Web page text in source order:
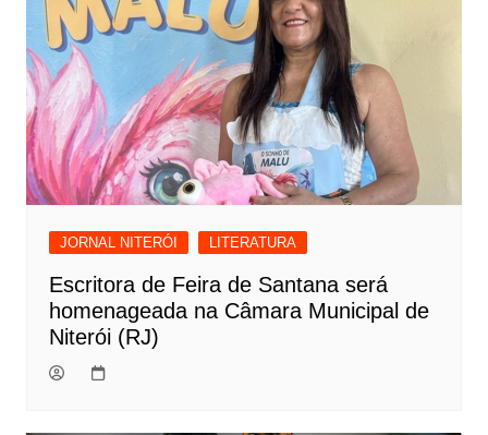
JORNAL NITERÓI LITERATURA
Escritora de Feira de Santana será
homenageada na Câmara Municipal de
Niterói (RJ)